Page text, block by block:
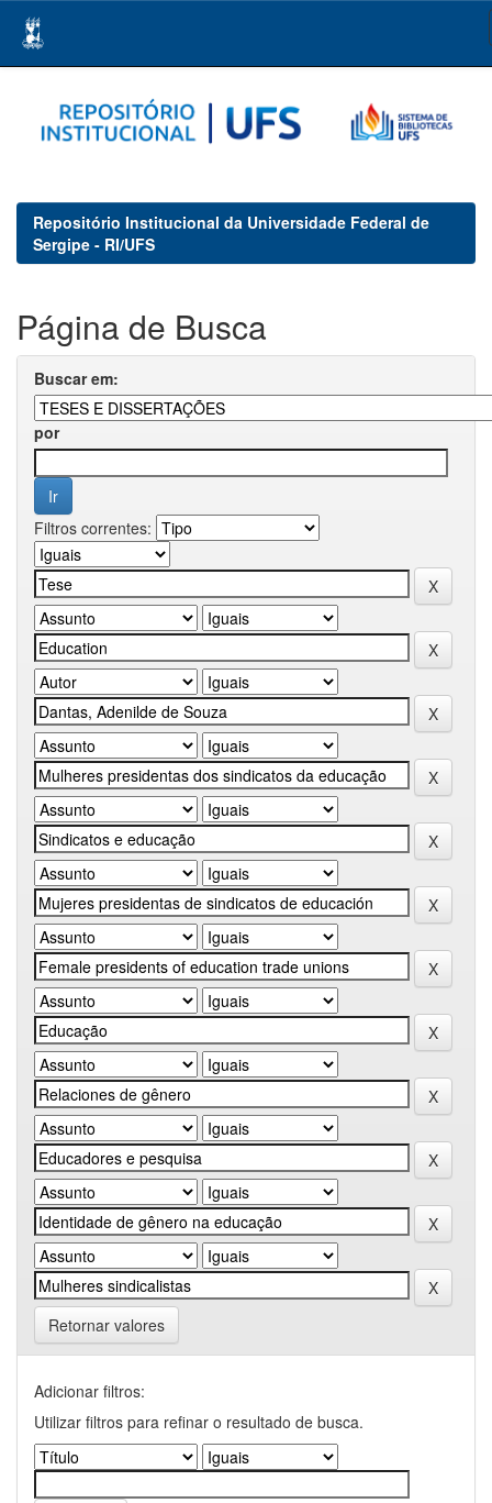
navigation
Repositório Institucional da Universidade Federal de
Sergipe - RI/UFS
Página de Busca
Buscar em:
por
Filtros correntes:
Retornar valores
Adicionar filtros:
Utilizar filtros para refinar o resultado de busca.